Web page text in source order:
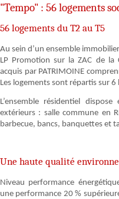
"Tempo" : 56 logements
56 logements du T2 au T5
Au sein d’un ensemble
LP Promotion sur la ZAC de la
acquis par PATRIMOINE
Les logements sont répartis sur 6
L’ensemble résidentiel dispose
extérieurs : salle commune en
barbecue, bancs, banquettes et
Une haute qualité
Niveau performance
une performance 20 %